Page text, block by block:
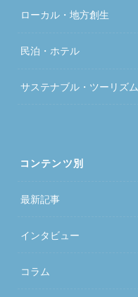
ローカル・地方創生
民泊・ホテル
サステナブル・ツーリズム
コンテンツ別
最新記事
インタビュー
コラム